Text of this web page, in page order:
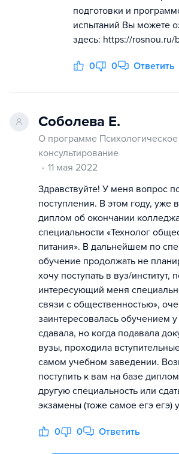
подготовки и
испытаний Вы можете
здесь: https://rosnou.ru/
0 0 Ответить
Соболева Е.
О программе Психологическое
консультирование
11 мая 2022
Здравствуйте! У меня вопрос
поступления. В этом году, уже
диплом об окончании
специальности «Технолог
питания». В дальнейшем по
обучение продолжать не
хочу поступать в вуз/институт,
интересующий меня
связи с общественностью»,
заинтересовалась обучением
сдавала, но когда подавала
вузы, проходила
самом учебном заведении.
поступить к вам на базе
другую специальность или
экзамены (тоже самое егэ егэ)
0 0 Ответить